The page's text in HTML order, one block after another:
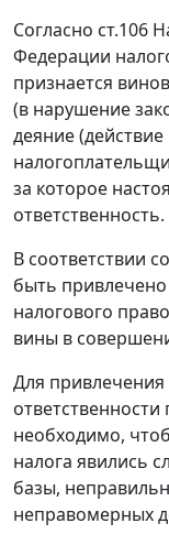
Согласно ст.106
Федерации
признается
(в нарушение
деяние
за которое
ответственность.
В соответствии со
быть
налогового
вины в
Для
ответственности
необходимо,
налога явились
базы,
неправомерных